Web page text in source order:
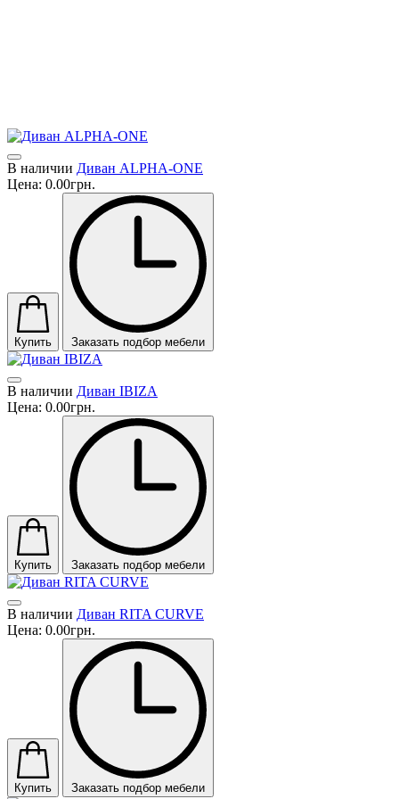
В наличии Диван ALPHA-ONE
Цена: 0.00грн.
Купить Заказать подбор мебели
В наличии Диван IBIZA
Цена: 0.00грн.
Купить Заказать подбор мебели
В наличии Диван RITA CURVE
Цена: 0.00грн.
Купить Заказать подбор мебели